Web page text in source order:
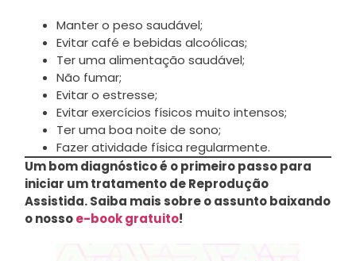
Manter o peso saudável;
Evitar café e bebidas alcoólicas;
Ter uma alimentação saudável;
Não fumar;
Evitar o estresse;
Evitar exercícios físicos muito intensos;
Ter uma boa noite de sono;
Fazer atividade física regularmente.
Um bom diagnóstico é o primeiro passo para
iniciar um tratamento de Reprodução
Assistida. Saiba mais sobre o assunto baixando
o nossoe-book gratuito!